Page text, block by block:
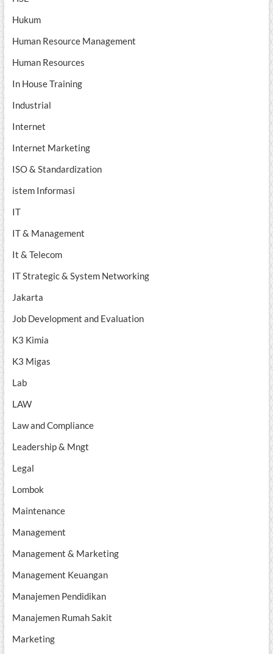
Hukum
Human Resource Management
Human Resources
In House Training
Industrial
Internet
Internet Marketing
ISO & Standardization
istem Informasi
IT
IT & Management
It & Telecom
IT Strategic & System Networking
Jakarta
Job Development and Evaluation
K3 Kimia
K3 Migas
Lab
LAW
Law and Compliance
Leadership & Mngt
Legal
Lombok
Maintenance
Management
Management & Marketing
Management Keuangan
Manajemen Pendidikan
Manajemen Rumah Sakit
Marketing